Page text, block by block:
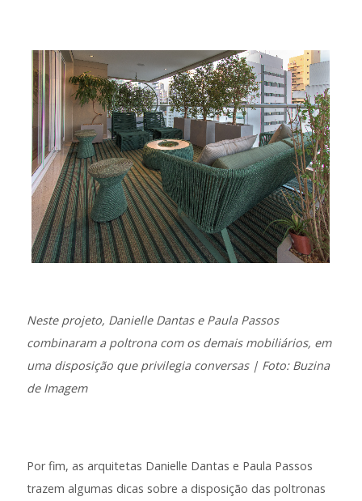
Neste projeto, Danielle Dantas e Paula Passos
combinaram a poltrona com os demais mobiliários, em
uma disposição que privilegia conversas | Foto: Buzina
de Imagem
Por fim, as arquitetas Danielle Dantas e Paula Passos
trazem algumas dicas sobre a disposição das poltronas